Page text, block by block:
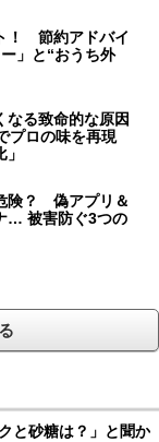
！ 節約アドバイ
」と“おうち外
なる致命的な原因
プロの味を再現
険？ 偽アプリ＆
… 被害防ぐ3つの
と砂糖は？」と聞か